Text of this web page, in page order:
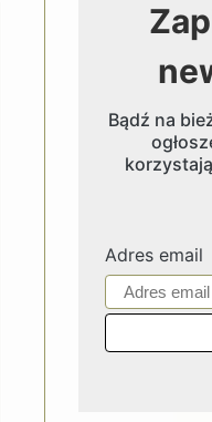
Bądź na
Adres email